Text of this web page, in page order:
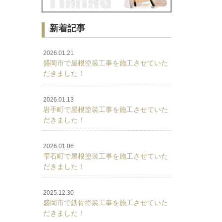
新着記事
2026.01.21
盛岡市で屋根塗装工事を施工させていた
だきました！
2026.01.13
岩手町で屋根塗装工事を施工させていた
だきました！
2026.01.06
雫石町で屋根塗装工事を施工させていた
だきました！
2025.12.30
盛岡市で鉄骨塗装工事を施工させていた
だきました！